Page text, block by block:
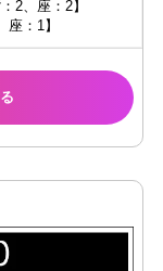
2、座：2】
：1】